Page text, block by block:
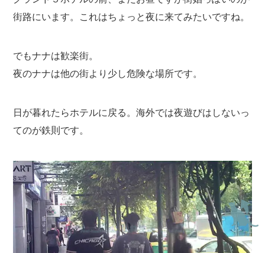
街路にいます。これはちょっと夜に来てみたいですね。
でもナナは歓楽街。
夜のナナは他の街より少し危険な場所です。
日が暮れたらホテルに戻る。海外では夜遊びはしないっ
てのが鉄則です。